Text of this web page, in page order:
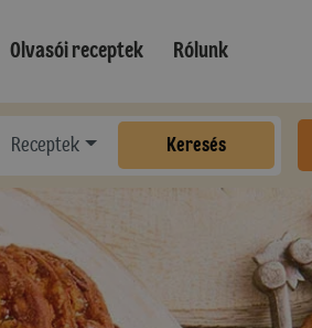
Olvasói receptek Rólunk
Receptek Keresés